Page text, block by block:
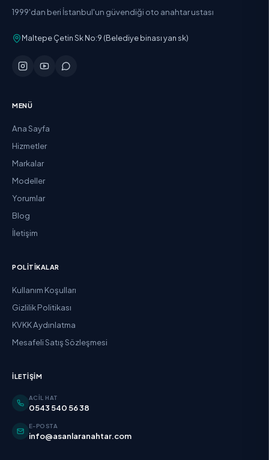
1999'dan beri İstanbul'un güvendiği oto anahtar ustası
Maltepe Çetin Sk No:9 (Belediye binası yan sk)
MENÜ
Ana Sayfa
Hizmetler
Markalar
Modeller
Yorumlar
Blog
İletişim
POLITIKALAR
Kullanım Koşulları
Gizlilik Politikası
KVKK Aydınlatma
Mesafeli Satış Sözleşmesi
İLETIŞIM
ACIL HAT
0543 540 56 38
E-POSTA
info@asanlaranahtar.com